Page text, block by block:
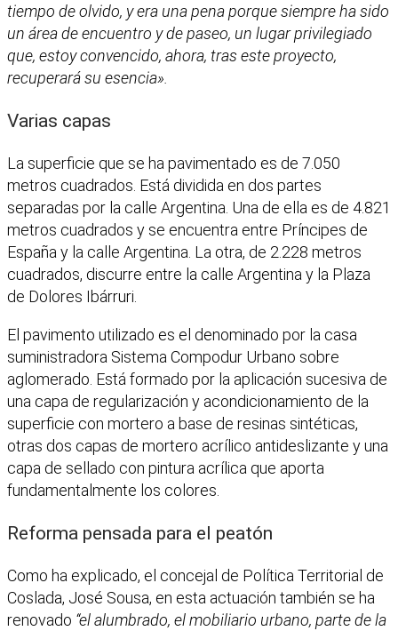
tiempo de olvido, y era una pena porque siempre ha sido
un área de encuentro y de paseo, un lugar privilegiado
que, estoy convencido, ahora, tras este proyecto,
recuperará su esencia».
Varias capas
La superficie que se ha pavimentado es de 7.050
metros cuadrados. Está dividida en dos partes
separadas por la calle Argentina. Una de ella es de 4.821
metros cuadrados y se encuentra entre Príncipes de
España y la calle Argentina. La otra, de 2.228 metros
cuadrados, discurre entre la calle Argentina y la Plaza
de Dolores Ibárruri.
El pavimento utilizado es el denominado por la casa
suministradora Sistema Compodur Urbano sobre
aglomerado. Está formado por la aplicación sucesiva de
una capa de regularización y acondicionamiento de la
superficie con mortero a base de resinas sintéticas,
otras dos capas de mortero acrílico antideslizante y una
capa de sellado con pintura acrílica que aporta
fundamentalmente los colores.
Reforma pensada para el peatón
Como ha explicado, el concejal de Política Territorial de
Coslada, José Sousa, en esta actuación también se ha
renovado “el alumbrado, el mobiliario urbano, parte de la